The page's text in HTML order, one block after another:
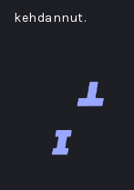
kehdannut.